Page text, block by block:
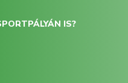
IS?